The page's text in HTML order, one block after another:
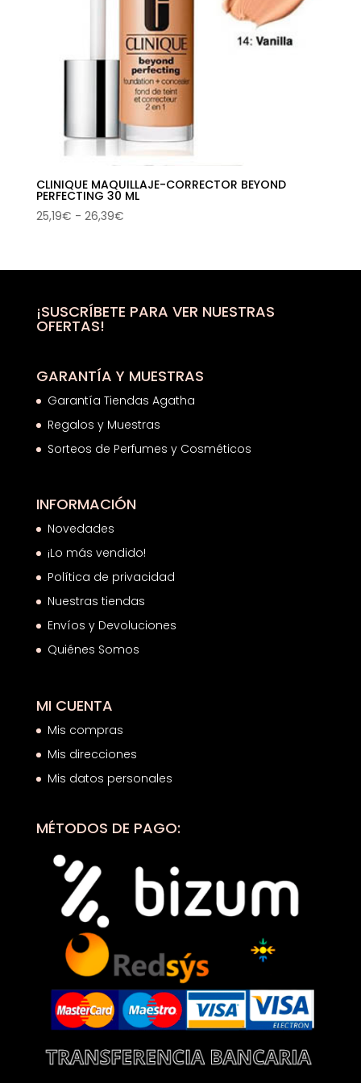
CLINIQUE MAQUILLAJE-CORRECTOR BEYOND
PERFECTING 30 ML
25,19€ - 26,39€Rango
desde
hasta
¡SUSCRÍBETE PARA VER NUESTRAS
OFERTAS!
GARANTÍA Y MUESTRAS
Garantía Tiendas Agatha
Regalos y Muestras
Sorteos de Perfumes y Cosméticos
INFORMACIÓN
Novedades
¡Lo más vendido!
Política de privacidad
Nuestras tiendas
Envíos y Devoluciones
Quiénes Somos
MI CUENTA
Mis compras
Mis direcciones
Mis datos personales
MÉTODOS DE PAGO: